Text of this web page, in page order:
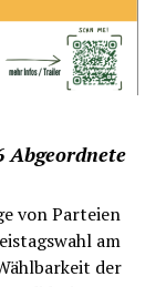
Abgeordnete
von Parteien
am
der